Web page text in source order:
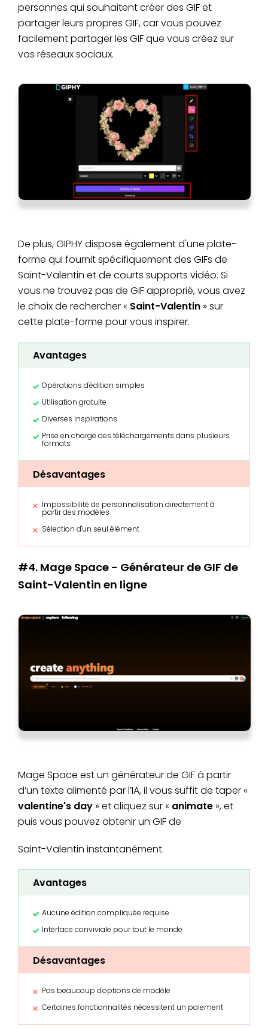
personnes qui souhaitent créer des GIF et
partager leurs propres GIF, car vous pouvez
facilement partager les GIF que vous créez sur
vos réseaux sociaux.
De plus, GIPHY dispose également d'une plate-
forme qui fournit spécifiquement des GIFs de
Saint-Valentin et de courts supports vidéo. Si
vous ne trouvez pas de GIF approprié, vous avez
le choix de rechercher « Saint-Valentin » sur
cette plate-forme pour vous inspirer.
Avantages
Opérations d'édition simples
Utilisation gratuite
Diverses inspirations
Prise en charge des téléchargements dans plusieurs
formats
Désavantages
Impossibilité de personnalisation directement à
partir des modèles
Sélection d'un seul élément
#4. Mage Space - Générateur de GIF de
Saint-Valentin en ligne
Mage Space est un générateur de GIF à partir
d’un texte alimenté par l’IA, il vous suffit de taper «
valentine's day » et cliquez sur « animate », et
puis vous pouvez obtenir un GIF de
Saint-Valentin instantanément.
Avantages
Aucune édition compliquée requise
Interface conviviale pour tout le monde
Désavantages
Pas beaucoup d'options de modèle
Certaines fonctionnalités nécessitent un paiement